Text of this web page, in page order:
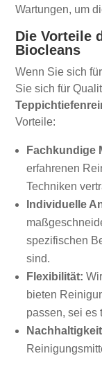
Wartungen, um
Die Vorteile
Biocleans
Wenn Sie sich
Sie sich für
Vorteile:
Fachkundige
erfahrenen
Techniken
Individuelle
spezifischen
sind.
Flexibilität:
bieten
passen, sei es